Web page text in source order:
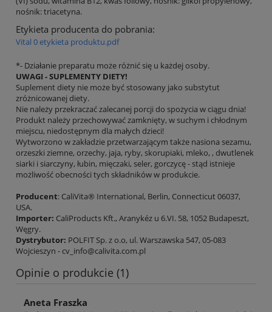
nośnik: triacetyna.
Etykieta producenta do pobrania:
Vital 0 etykieta produktu.pdf
*- Działanie preparatu może różnić się u każdej osoby.
UWAGI - SUPLEMENTY DIETY!
Suplement diety nie może być stosowany jako substytut
zróżnicowanej diety.
Nie należy przekraczać zalecanej porcji do spożycia w ciągu dnia!
Produkt należy przechowywać zamknięty, w suchym i chłodnym
miejscu, niedostępnym dla małych dzieci!
Wytworzono w zakładzie przetwarzającym także nasiona sezamu,
orzeszki ziemne, orzechy, jaja, ryby, skorupiaki, mleko, , dwutlenek
siarki i siarczyny, łubin, mięczaki, seler, gorczycę - stąd istnieje
możliwość obecności tych składników w produkcie.
Producent: CaliVita® International, Berlin, Connecticut 06037,
USA.
Importer: CaliProducts Kft., Aranykéz u 6.VI. 58, 1052 Budapeszt,
Węgry.
Dystrybutor: POLFIT Sp. z o.o, ul. Warszawska 547, 05-083
Wojcieszyn - cv_info@calivita.com.pl
Opinie o produkcie (1)
Aneta Fraszka